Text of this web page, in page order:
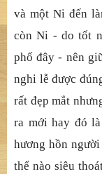
và một Ni đến
còn Ni - do tốt
phố đây - nên
nghi lễ được
rất đẹp mắt
ra mới hay đó
hương hồn người
thể nào siêu